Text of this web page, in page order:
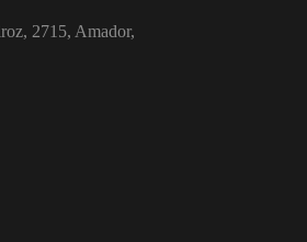
2715, Amador,